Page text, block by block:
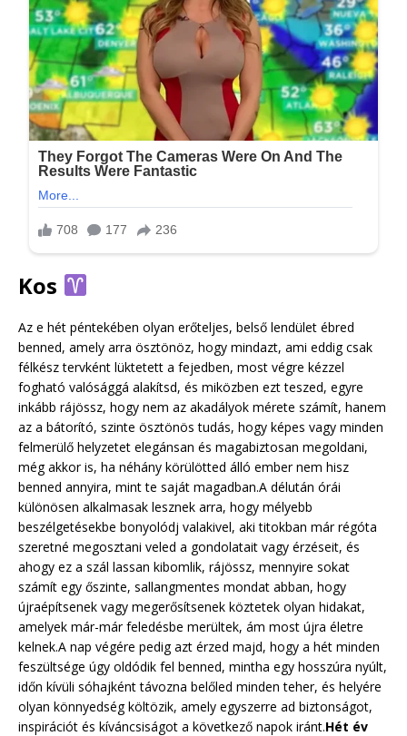
Kos
Az e hét péntekében olyan erőteljes, belső lendület ébred
benned, amely arra ösztönöz, hogy mindazt, ami eddig csak
félkész tervként lüktetett a fejedben, most végre kézzel
fogható valósággá alakítsd, és miközben ezt teszed, egyre
inkább rájössz, hogy nem az akadályok mérete számít, hanem
az a bátorító, szinte ösztönös tudás, hogy képes vagy minden
felmerülő helyzetet elegánsan és magabiztosan megoldani,
még akkor is, ha néhány körülötted álló ember nem hisz
benned annyira, mint te saját magadban.A délután órái
különösen alkalmasak lesznek arra, hogy mélyebb
beszélgetésekbe bonyolódj valakivel, aki titokban már régóta
szeretné megosztani veled a gondolatait vagy érzéseit, és
ahogy ez a szál lassan kibomlik, rájössz, mennyire sokat
számít egy őszinte, sallangmentes mondat abban, hogy
újraépítsenek vagy megerősítsenek köztetek olyan hidakat,
amelyek már-már feledésbe merültek, ám most újra életre
kelnek.A nap végére pedig azt érzed majd, hogy a hét minden
feszültsége úgy oldódik fel benned, mintha egy hosszúra nyúlt,
időn kívüli sóhajként távozna belőled minden teher, és helyére
olyan könnyedség költözik, amely egyszerre ad biztonságot,
inspirációt és kíváncsiságot a következő napok iránt.Hét év